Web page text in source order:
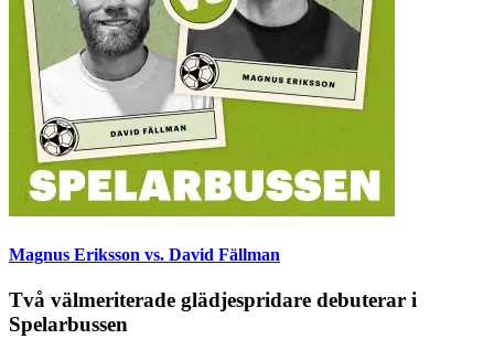
Magnus Eriksson vs. David Fällman
Två välmeriterade glädjespridare debuterar i
Spelarbussen